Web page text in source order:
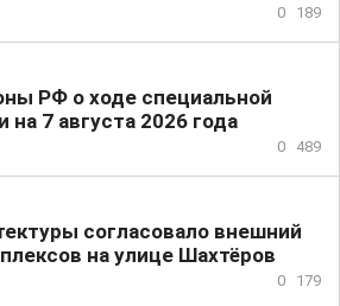
0 189
РФ о ходе специальной
на 7 августа 2026 года
0 489
согласовало внешний
на улице Шахтёров
0 179